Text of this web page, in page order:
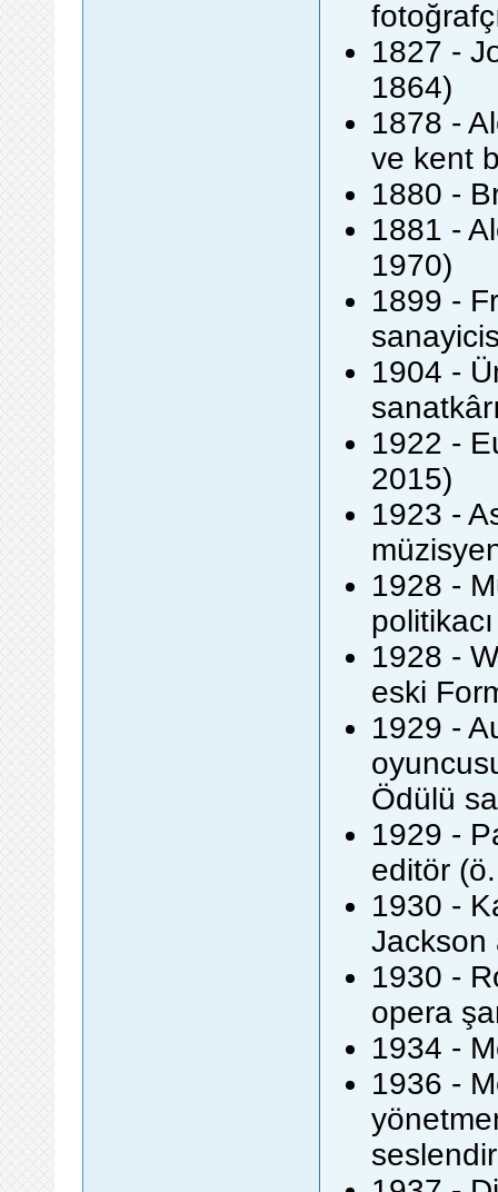
1827 -
1864)
1878 -
ve kent
1880 -
1881 -
1970)
1899 -
1904 -
1922 -
2015)
1923 -
1928 -
1928 -
eski
1929 -
Ödülü
1929 -
editör
1930 -
Jackson
1930 -
opera
1934 -
1936 -